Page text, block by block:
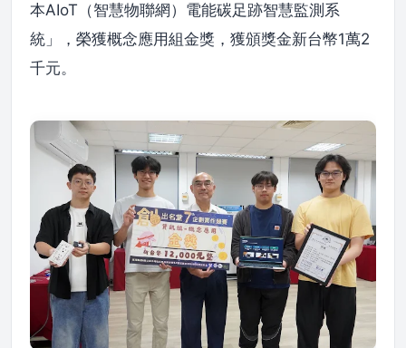
本AIoT（智慧物聯網）電能碳足跡智慧監測系
統」，榮獲概念應用組金獎，獲頒獎金新台幣1萬2
千元。